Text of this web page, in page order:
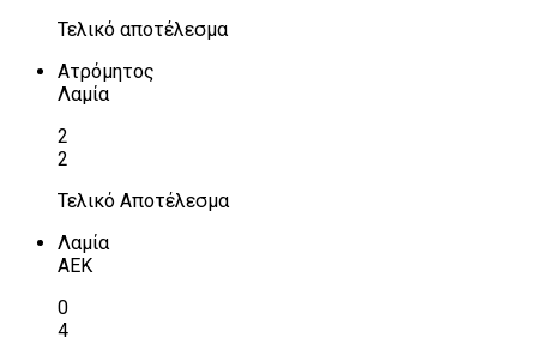
Τελικό αποτέλεσμα
Ατρόμητος
Λαμία
2
2
Τελικό Αποτέλεσμα
Λαμία
ΑΕΚ
0
4